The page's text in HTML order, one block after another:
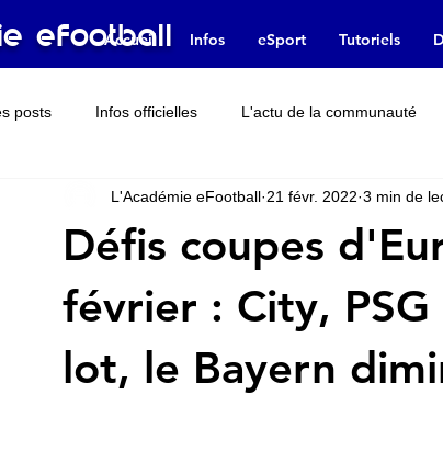
Accueil Infos eSport Tutoriels
eFootball
posts Infos officielles L'actu de la communauté
L'Académie TV Rumeur Interview
Défis coupes
février : City, PSG
lot, le Bayern
L'Académie eFootball 21 févr. 2022 3 min de